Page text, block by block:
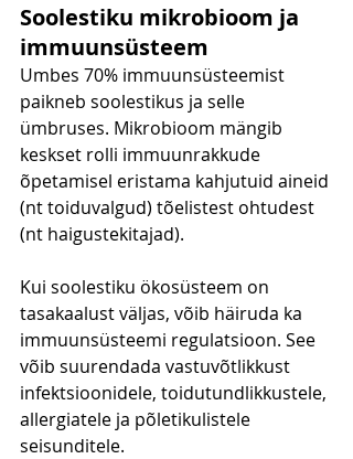
Soolestiku mikrobioom ja
immuunsüsteem
Umbes 70% immuunsüsteemist
paikneb soolestikus ja selle
ümbruses. Mikrobioom mängib
keskset rolli immuunrakkude
õpetamisel eristama kahjutuid aineid
(nt toiduvalgud) tõelistest ohtudest
(nt haigustekitajad).
Kui soolestiku ökosüsteem on
tasakaalust väljas, võib häiruda ka
immuunsüsteemi regulatsioon. See
võib suurendada vastuvõtlikkust
infektsioonidele, toidutundlikkustele,
allergiatele ja põletikulistele
seisunditele.